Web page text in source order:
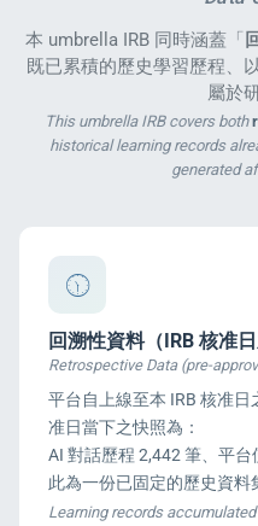
本 umbrella IRB 同時涵蓋「
既已累積的歷史學習歷程、
屬於
This umbrella IRB covers both
historical learning records
generated
回溯性資料（IRB 核准日
Retrospective Data (pre-
平台自上線至本 IRB 核准
准日當下之快照為：
AI 對話歷程 2,442 筆、平台
此為一份已固定的歷史資料
Learning records